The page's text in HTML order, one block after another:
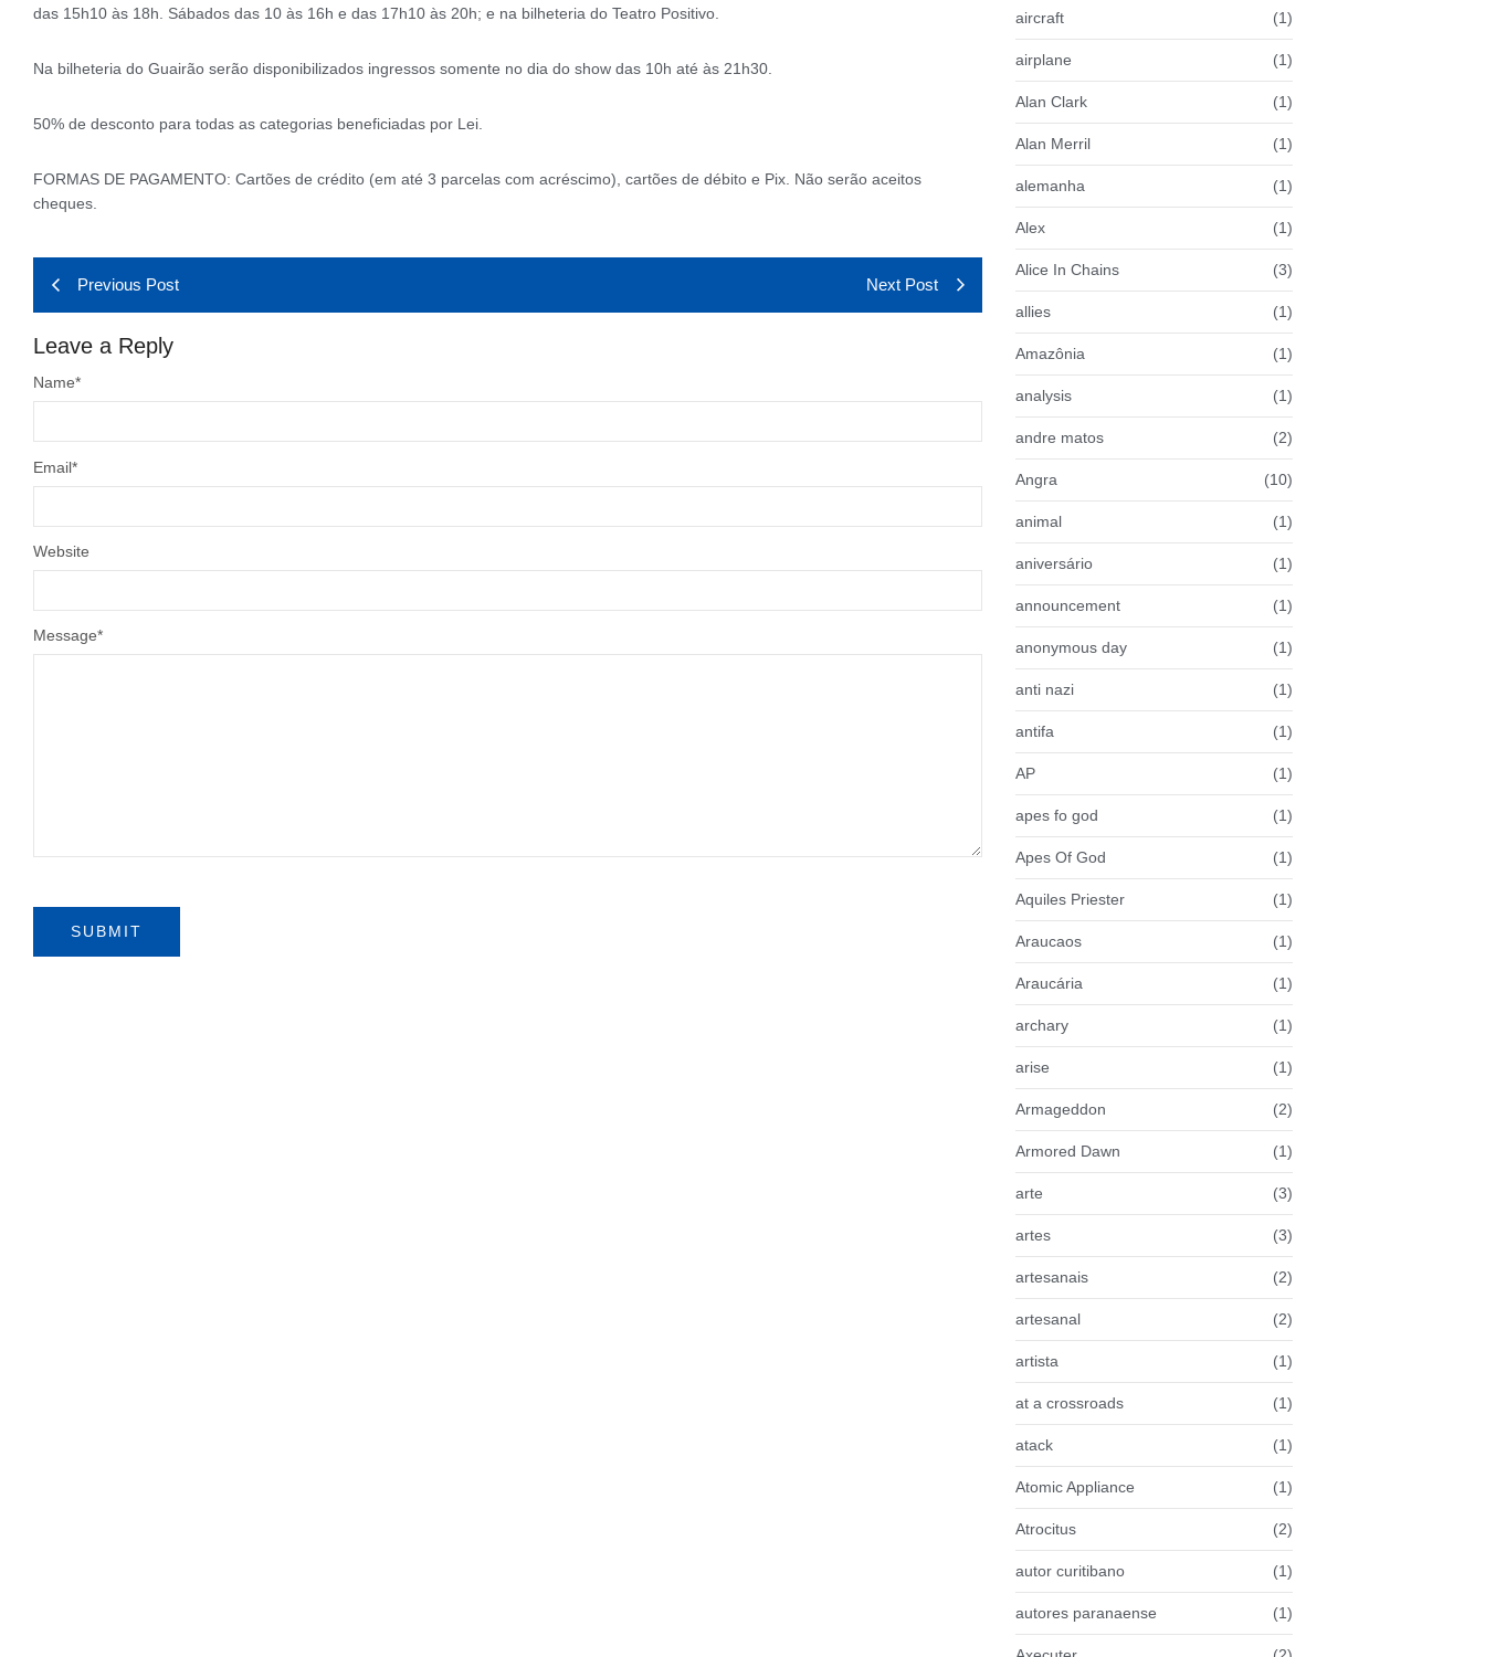
das 15h10 às 18h. Sábados das 10 às 16h e das 17h10 às 20h; e na bilheteria do Teatro Positivo.
Na bilheteria do Guairão serão disponibilizados ingressos somente no dia do show das 10h até às 21h30.
50% de desconto para todas as categorias beneficiadas por Lei.
FORMAS DE PAGAMENTO: Cartões de crédito (em até 3 parcelas com acréscimo), cartões de débito e Pix. Não serão aceitos
cheques.
Previous Post Next Post
Leave a Reply
Message*
Name*
Email*
Website
aircraft (1)
airplane (1)
Alan Clark (1)
Alan Merril (1)
alemanha (1)
Alex (1)
Alice In Chains (3)
allies (1)
Amazônia (1)
analysis (1)
andre matos (2)
Angra (10)
animal (1)
aniversário (1)
announcement (1)
anonymous day (1)
anti nazi (1)
antifa (1)
AP (1)
apes fo god (1)
Apes Of God (1)
Aquiles Priester (1)
Araucaos (1)
Araucária (1)
archary (1)
arise (1)
Armageddon (2)
Armored Dawn (1)
arte (3)
artes (3)
artesanais (2)
artesanal (2)
artista (1)
at a crossroads (1)
atack (1)
Atomic Appliance (1)
Atrocitus (2)
autor curitibano (1)
autores paranaense (1)